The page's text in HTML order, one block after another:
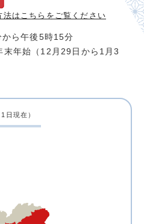
法は こちらをご覧ください
ら午後5時15分
年始（12月29日から1月3
日現在）